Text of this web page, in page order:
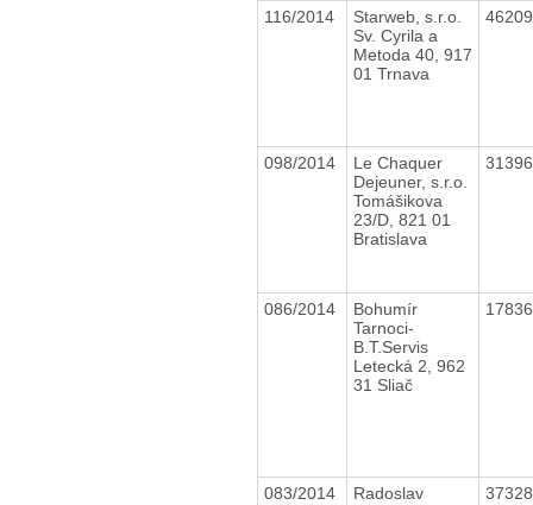
116/2014
Starweb, s.r.o.
Sv. Cyrila a
Metoda 40, 917
01 Trnava
098/2014
Le Chaquer
Dejeuner, s.r.o.
Tomášikova
23/D, 821 01
Bratislava
086/2014
Bohumír
Tarnoci-
B.T.Servis
Letecká 2, 962
31 Sliač
083/2014
Radoslav